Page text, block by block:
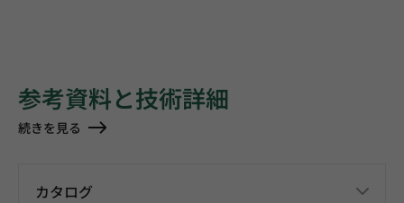
参考資料と技術詳細
続きを見る
カタログ